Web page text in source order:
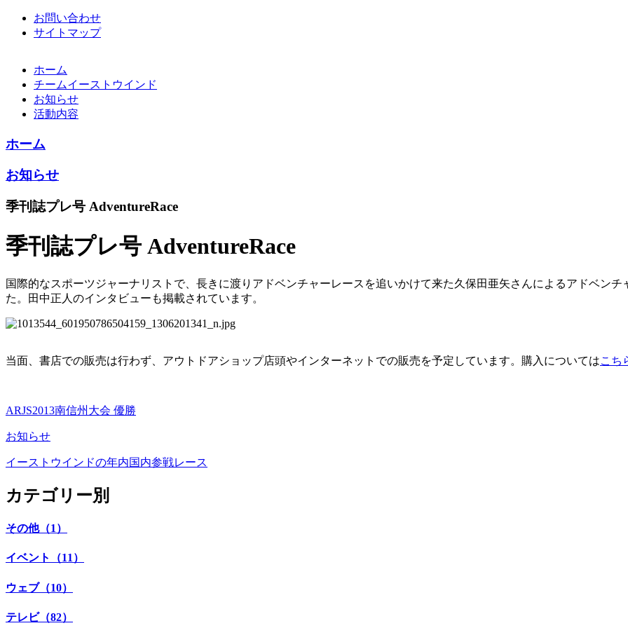
お問い合わせ
サイトマップ
ホーム
チームイーストウインド
お知らせ
活動内容
ホーム
お知らせ
季刊誌プレ号 AdventureRace
季刊誌プレ号 AdventureRace
国際的なスポーツジャーナリストで、長きに渡りアドベンチャーレースを追いかけて来た久保田亜矢さんによるアドベン
た。田中正人のインタビューも掲載されています。
当面、書店での販売は行わず、アウトドアショップ店頭やインターネットでの販売を予定しています。購入についてはこち
ARJS2013南信州大会 優勝
お知らせ
イーストウインドの年内国内参戦レース
カテゴリー別
その他（1）
イベント（11）
ウェブ（10）
テレビ（82）